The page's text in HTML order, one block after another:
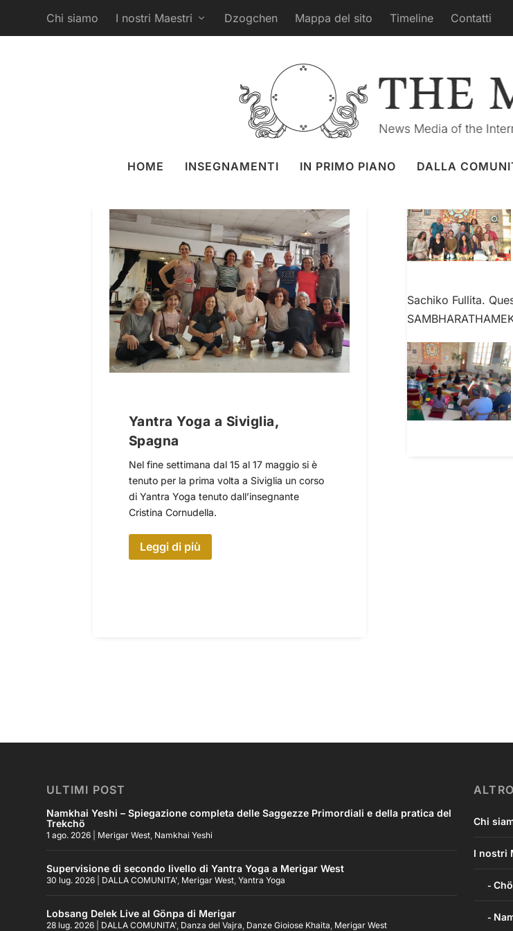
Chi siamo I nostri Maestri Dzogchen Mappa del sito Timeline Contatti
HOME INSEGNAMENTI IN PRIMO PIANO DALLA
Yantra Yoga a Siviglia,
Spagna
Nel fine settimana dal 15 al 17 maggio si è
tenuto per la prima volta a Siviglia un corso
di Yantra Yoga tenuto dall’insegnante
Cristina Cornudella.
Leggi di più
Sachiko Fullita.
ULTIMI POST
Namkhai Yeshi – Spiegazione completa delle Saggezze Primordiali e della pratica del
Trekchö
1 ago. 2026 Merigar West Namkhai Yeshi
Supervisione di secondo livello di Yantra Yoga a Merigar West
30 lug. 2026 DALLA COMUNITA' Merigar West ,Yantra Yoga
Lobsang Delek Live al Gönpa di Merigar
28 lug. 2026 DALLA COMUNITA' Danza del Vajra Danze Gioiose Khaita Merigar West
ALTRO
Chi
I nostri